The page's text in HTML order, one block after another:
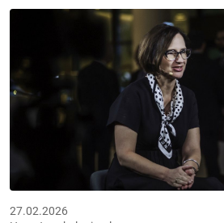
27.02.2026